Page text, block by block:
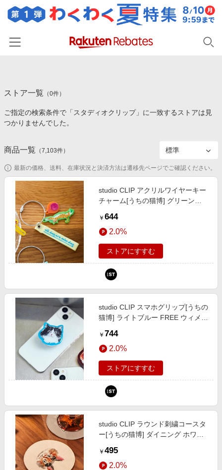
カテゴリー一覧
百貨店・総合ECモール
食品・スイーツ・お酒
コスメ・健康・医薬品
キッズ・ベビー用品
家電・PC・スマホ・カメラ
エンタメ
スポーツ・アウトドア・ゴルフ
インテリア・寝具
旅行・レジャー・ホテル予約
生活・お役立ち
金融・マネー・保険
デジタルコンテンツ
ビジネス・その他サービス
イベント一覧
初回購入者限定特典
対象ストア新規限定特典
新着ストアのご紹介
電子書籍特集
楽天ペイ導入ストア
楽天サービス特集
旅行特集
お中元特集2026
とことん買い物チャレンジ
Apple公式サイト×楽天カード分割払い
Qoo10メガポ
楽天IDでログイン/会員登録
ストア一覧 （0件）
ご指定の検索条件で「スタディオクリップ」に一致するストアは見
つかりませんでした。
商品一覧 （7,103件）
最新の価格、送料、在庫状況と決済方法は遷移先ページでご確認ください。
studio CLIP アクリルワイヤーキー
チャーム[うちの猫博] グリーン
クリップ 586861 and ST アンドエ
スティ（旧ドットエスティ）
￥ 644
2.0%
ストアにすすむ
studio CLIP スマホグリップ[うちの
猫博] ライトブルー FREE ウィメン
and ST アンドエスティ（旧ドット
エスティ）
￥ 744
2.0%
ストアにすすむ
studio CLIP ラウンド刺繍コースタ
ー[うちの猫博] ダイニング ホワイ
and ST アンドエスティ（旧ドット
エスティ）
￥ 495
2.0%